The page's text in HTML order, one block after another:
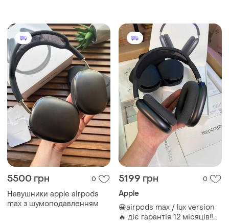
5500 грн 0
Навушники apple airpods
max з шумоподавленням
5199 грн 0
Apple
😀airpods max / lux version
🔥 діє гарантія 12 місяців‼️